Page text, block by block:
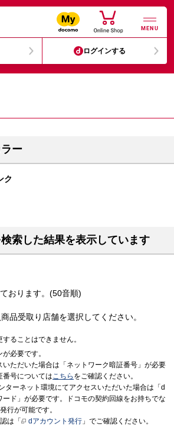
MENU
ログインする
ー
ク
索した結果を表示しています
おります。(50音順)
品受取り店舗を選択してください。
ることはできません。
必要です。
いただいた場合は「ネットワーク暗証番号」が必要
番号についてはこちら をご確認ください。
ターネット環境にてアクセスいただいた場合は「d
ード」が必要です。ドコモの契約回線をお持ちでな
行が可能です。
は「
dアカウント発行 」でご確認ください。